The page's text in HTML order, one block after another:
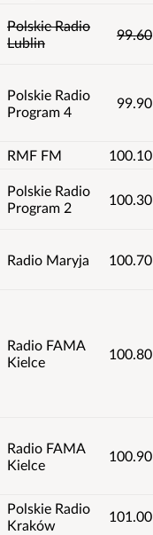
Polskie Radio
Lublin
99.60
Polskie Radio
Program 4
99.90
RMF FM 100.10
Polskie Radio
Program 2
100.30
Radio Maryja 100.70
Radio FAMA
Kielce
100.80
Radio FAMA
Kielce
100.90
Polskie Radio
Kraków
101.00